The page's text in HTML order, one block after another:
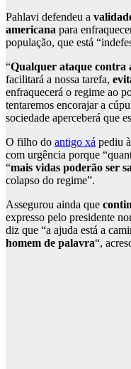
Pahlavi defendeu a
americana para
população, que está
“Qualquer ataque contra
facilitará a nossa tarefa,
enfraquecerá o regime ao
tentaremos encorajar a
sociedade aperceberá que
O filho do antigo xá pediu
com urgência porque
“mais vidas poderão ser
colapso do regime”.
Assegurou ainda que
expresso pelo presidente
diz que “a ajuda está a
homem de palavra“,